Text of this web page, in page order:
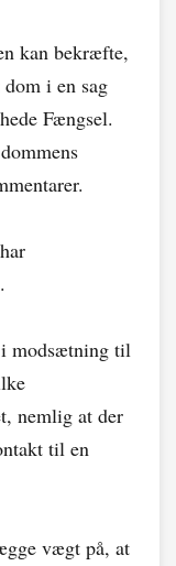
kan bekræfte,
i en sag
Fængsel.
modsætning til
nemlig at der
til en
vægt på, at